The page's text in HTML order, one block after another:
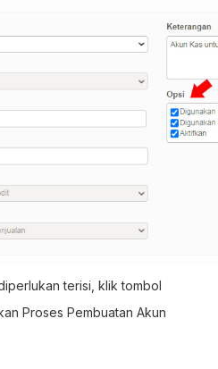
terisi, klik tombol
Proses Pembuatan Akun